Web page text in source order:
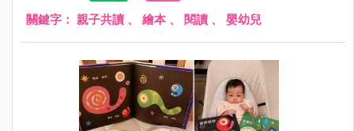
關鍵字： 親子共讀 、 繪本、 閱讀 、 嬰幼兒